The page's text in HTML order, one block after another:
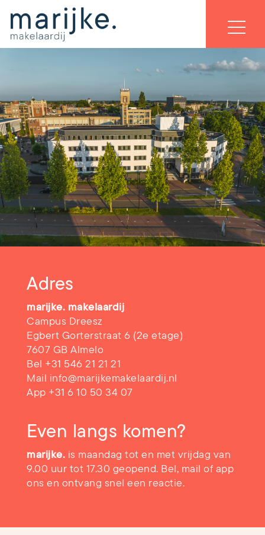
Adres
marijke. makelaardij
Campus Dreesz
Egbert Gorterstraat 6 (2e etage)
7607 GB Almelo
Bel +31 546 21 21 21
Mail info@marijkemakelaardij.nl
App +31 6 10 50 34 07
Even langs komen?
marijke. is maandag tot en met vrijdag van
9.00 uur tot 17.30 geopend. Bel, mail of app
ons en ontvang snel een reactie.